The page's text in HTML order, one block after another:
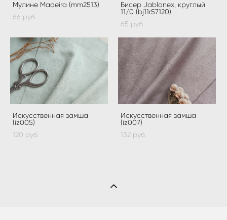
Мулине Madeira (mm2513)
66 pуб.
Бисер Jablonex, круглый
11/0 (bj11r57120)
65 pуб.
Искусственная замша
(iz005)
120 pуб.
Искусственная замша
(iz007)
132 pуб.